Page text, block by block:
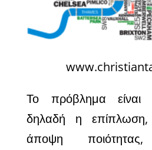
Το πρόβλημα είναι
δηλαδή η
άποψη ποιότητας,